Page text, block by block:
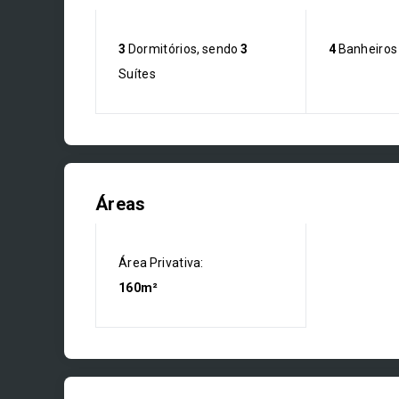
3 Dormitórios, sendo3
Suítes
4Banheiros
Áreas
Área Privativa:
160m²